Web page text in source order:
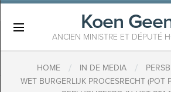
Koen
ANCIEN MINISTRE ET DÉPUTÉ
HOME / IN DE MEDIA /
WET BURGERLIJK PROCESRECHT (POT